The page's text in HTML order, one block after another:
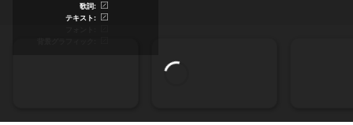
歌詞
テキスト